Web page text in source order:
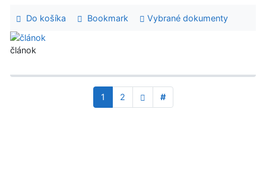
Do košíka Bookmark Vybrané dokumenty
článok
1 2 #